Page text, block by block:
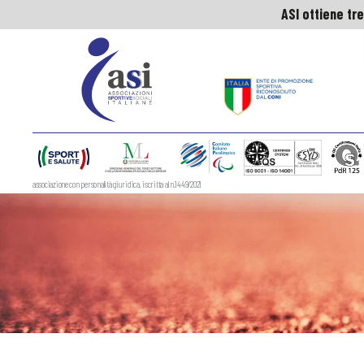
ASI ottiene
ASI
Nazionale
associazione con personalità giuridica, iscritta al n.1449/2021